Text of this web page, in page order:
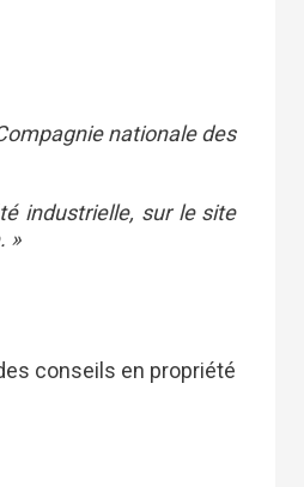
nationale des
industrielle, sur le site
»
conseils en propriété